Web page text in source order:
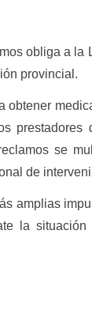
obliga a la
provincial.
obtener
prestadores
se
de
amplias
la